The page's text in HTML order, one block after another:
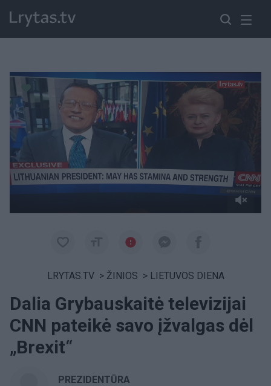
Paremkite Ukrainą
LRYTAS.TV > ŽINIOS > LIETUVOS DIENA
Dalia Grybauskaitė televizijai
CNN pateikė savo įžvalgas dėl
„Brexit“
PREZIDENTŪRA